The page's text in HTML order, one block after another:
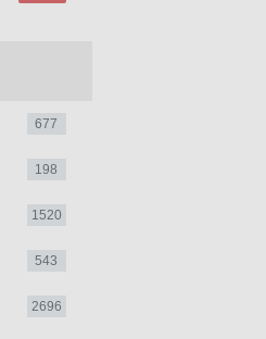
677
198
1520
543
2696